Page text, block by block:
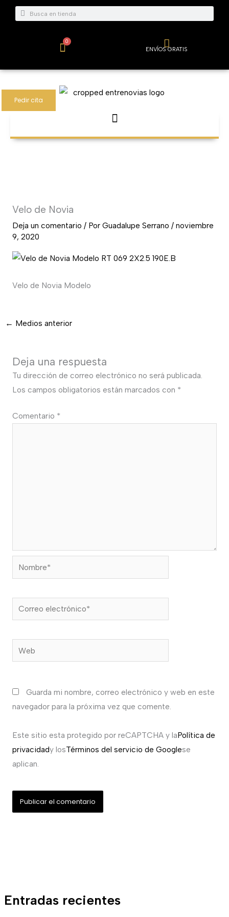
Buscar
Buscar
0
Carrito ENVÍOS GRATIS
Pedir cita
Entradas recientes
Velo de Novia
Deja un comentario / Por Guadalupe Serrano / noviembre
9, 2020
Velo de Novia Modelo
← Medios anterior
Deja una respuesta
Tu dirección de correo electrónico no será publicada.
Los campos obligatorios están marcados con *
Comentario *
Nombre*
Correo
electrónico*
Web
Guarda mi nombre, correo electrónico y web en este
navegador para la próxima vez que comente.
Este sitio esta protegido por reCAPTCHA y laPolítica de
privacidady losTérminos del servicio de Googlese
aplican.